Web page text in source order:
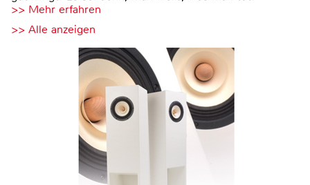
>> Mehr erfahren
>> Alle anzeigen